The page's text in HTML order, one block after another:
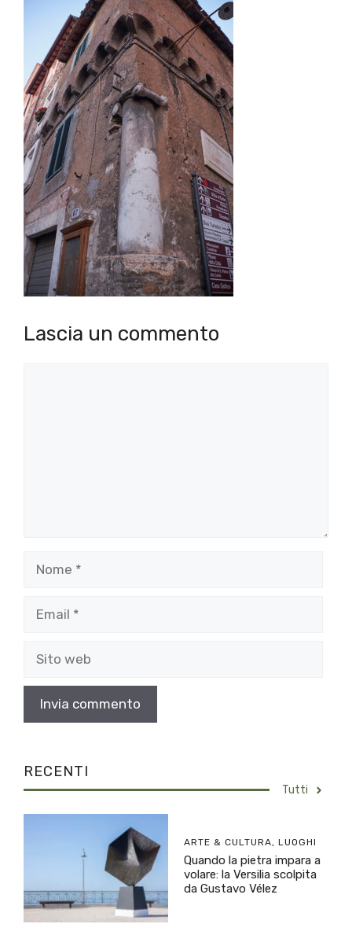
Lascia un commento
RECENTI
Tutti
ARTE & CULTURA, LUOGHI
Quando la pietra impara a
volare: la Versilia scolpita
da Gustavo Vélez